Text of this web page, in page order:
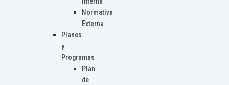
Normativa
Externa
Planes
y
Programas
Plan
de